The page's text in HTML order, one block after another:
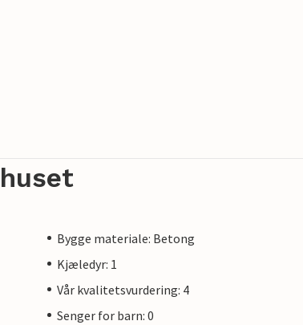
Bygge materiale: Betong
Kjæledyr: 1
Vår kvalitetsvurdering: 4
Senger for barn: 0